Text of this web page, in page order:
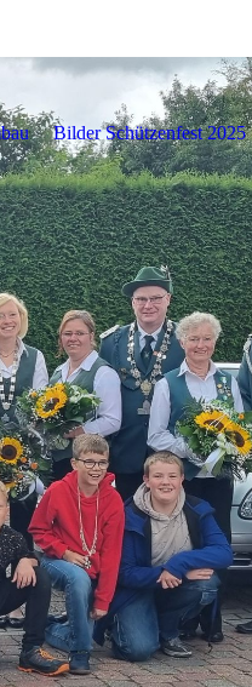
Bilder Schützenfest 2025